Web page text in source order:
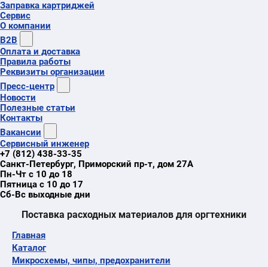
Заправка картриджей
Сервис
О компании
B2B
Оплата и доставка
Правила работы
Реквизиты организации
Пресс-центр
Новости
Полезные статьи
Контакты
Вакансии
Сервисный инженер
+7 (812) 438-33-35
Санкт-Петербург, Приморский пр-т, дом 27А
Пн-Чт с 10 до 18
Пятница с 10 до 17
Сб-Вс выходные дни
Поставка расходных материалов для оргтехники
Главная
Каталог
Микросхемы, чипы, предохранители